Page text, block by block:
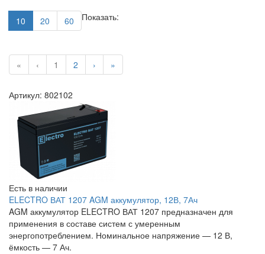
Показать:
10 20 60
« ‹ 1 2 › »
Артикул: 802102
Есть в наличии
ELECTRO ВАТ 1207 AGM аккумулятор, 12В, 7Ач
AGM аккумулятор ELECTRO ВАТ 1207 предназначен для
применения в составе систем с умеренным
энергопотреблением. Номинальное напряжение — 12 В,
ёмкость — 7 Ач.